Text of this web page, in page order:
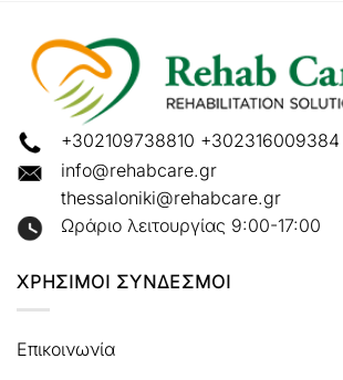
+302109738810 +302316009384
info@rehabcare.gr
thessaloniki@rehabcare.gr
Ωράριο λειτουργίας 9:00-17:00
ΧΡΗΣΙΜΟΙ ΣΥΝΔΕΣΜΟΙ
Επικοινωνία